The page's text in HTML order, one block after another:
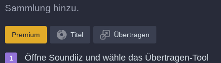
Sammlung hinzu.
Premium Titel Übertragen
Öffne Soundiiz und wähle das Übertragen-Tool